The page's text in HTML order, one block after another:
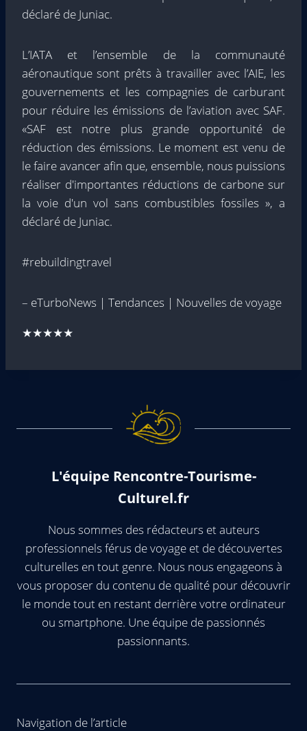
déclaré de Juniac.
L’IATA et l’ensemble de la communauté
aéronautique sont prêts à travailler avec l’AIE, les
gouvernements et les compagnies de carburant
pour réduire les émissions de l’aviation avec SAF.
«SAF est notre plus grande opportunité de
réduction des émissions. Le moment est venu de
le faire avancer afin que, ensemble, nous puissions
réaliser d'importantes réductions de carbone sur
la voie d'un vol sans combustibles fossiles », a
déclaré de Juniac.
#rebuildingtravel
– eTurboNews | Tendances | Nouvelles de voyage
★★★★★
L'équipe Rencontre-Tourisme-
Culturel.fr
Nous sommes des rédacteurs et auteurs
professionnels férus de voyage et de découvertes
culturelles en tout genre. Nous nous engageons à
vous proposer du contenu de qualité pour découvrir
le monde tout en restant derrière votre ordinateur
ou smartphone. Une équipe de passionnés
passionnants.
Navigation de l’article